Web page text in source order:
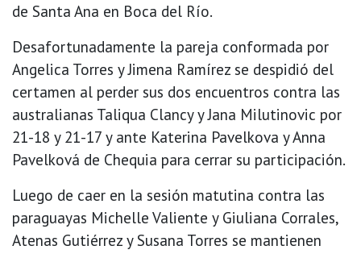
de Santa Ana en Boca del Río.
Desafortunadamente la pareja conformada por
Angelica Torres y Jimena Ramírez se despidió del
certamen al perder sus dos encuentros contra las
australianas Taliqua Clancy y Jana Milutinovic por
21-18 y 21-17 y ante Katerina Pavelkova y Anna
Pavelková de Chequia para cerrar su participación.
Luego de caer en la sesión matutina contra las
paraguayas Michelle Valiente y Giuliana Corrales,
Atenas Gutiérrez y Susana Torres se mantienen